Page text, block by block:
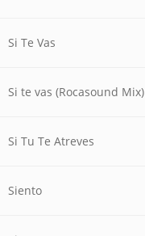
Si Te Vas
Si te vas (Rocasound Mix)
Si Tu Te Atreves
Siento